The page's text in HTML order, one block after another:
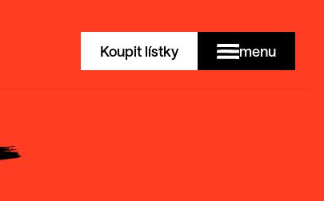
Koupit lístky menu